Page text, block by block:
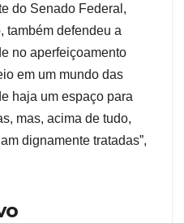
do Senado Federal,
também defendeu a
no aperfeiçoamento
em um mundo das
haja um espaço para
mas, acima de tudo,
dignamente tratadas”,